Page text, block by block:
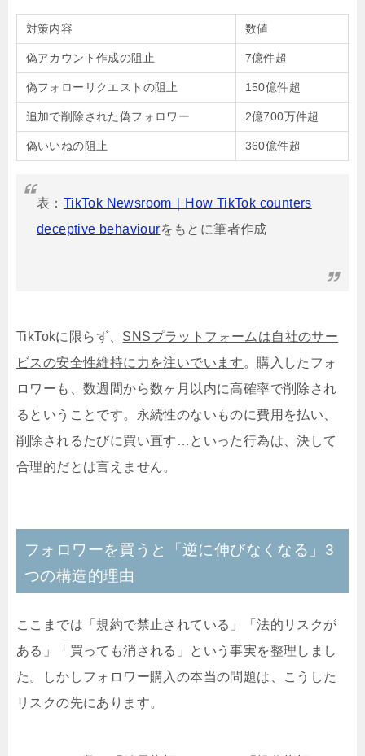
対策内容 数値
偽アカウント作成の阻止 7億件超
偽フォローリクエストの阻止 150億件超
追加で削除された偽フォロワー 2億700万件超
偽いいねの阻止 360億件超
表： TikTok Newsroom｜How TikTok counters
deceptive behaviourをもとに筆者作成
TikTokに限らず、 SNSプラットフォームは自社のサー
ビスの安全性維持に力を注いでいます 。購入したフォ
ロワーも、数週間から数ヶ月以内に高確率で削除され
るということです。 永続性のないものに費用を払い、
削除されるたびに買い直す…といった行為は、決して
合理的だとは言えません。
フォロワーを買うと「逆に伸びなくなる」3
つの構造的理由
ここまでは「規約で禁止されている」「法的リスクが
ある」「買っても消される」という事実を整理しまし
た。しかしフォロワー購入の本当の問題は、こうした
リスクの先にあります。